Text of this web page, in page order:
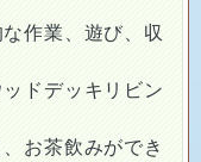
作業、遊び、収
ドデッキリビン
お茶飲みができ